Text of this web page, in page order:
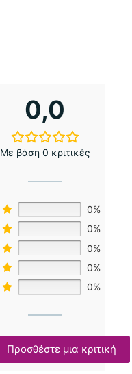
0,0
Με βάση 0 κριτικές
0%
0%
0%
0%
0%
Προσθέστε μια κριτική